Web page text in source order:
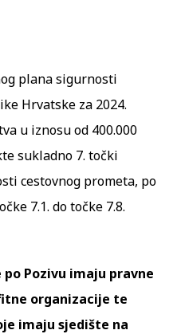
plana sigurnosti
Hrvatske za 2024.
u iznosu od 400.000
sukladno 7. točki
cestovnog prometa, po
7.1. do točke 7.8.
Pozivu imaju pravne
organizacije te
imaju sjedište na